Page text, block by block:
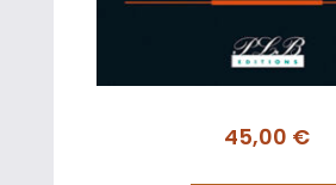
45,00 €